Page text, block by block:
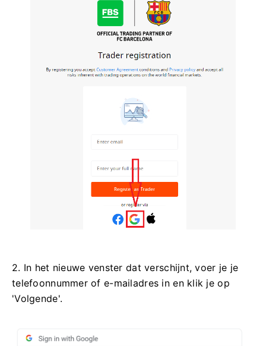
2. In het nieuwe venster dat verschijnt, voer je je
telefoonnummer of e-mailadres in en klik je op
'Volgende'.